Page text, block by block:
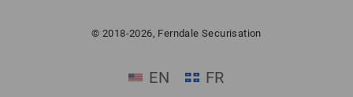
© 2018-2026, Ferndale Securisation
EN FR